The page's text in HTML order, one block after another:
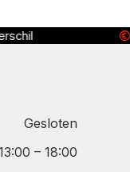
Gesloten
– 18:00